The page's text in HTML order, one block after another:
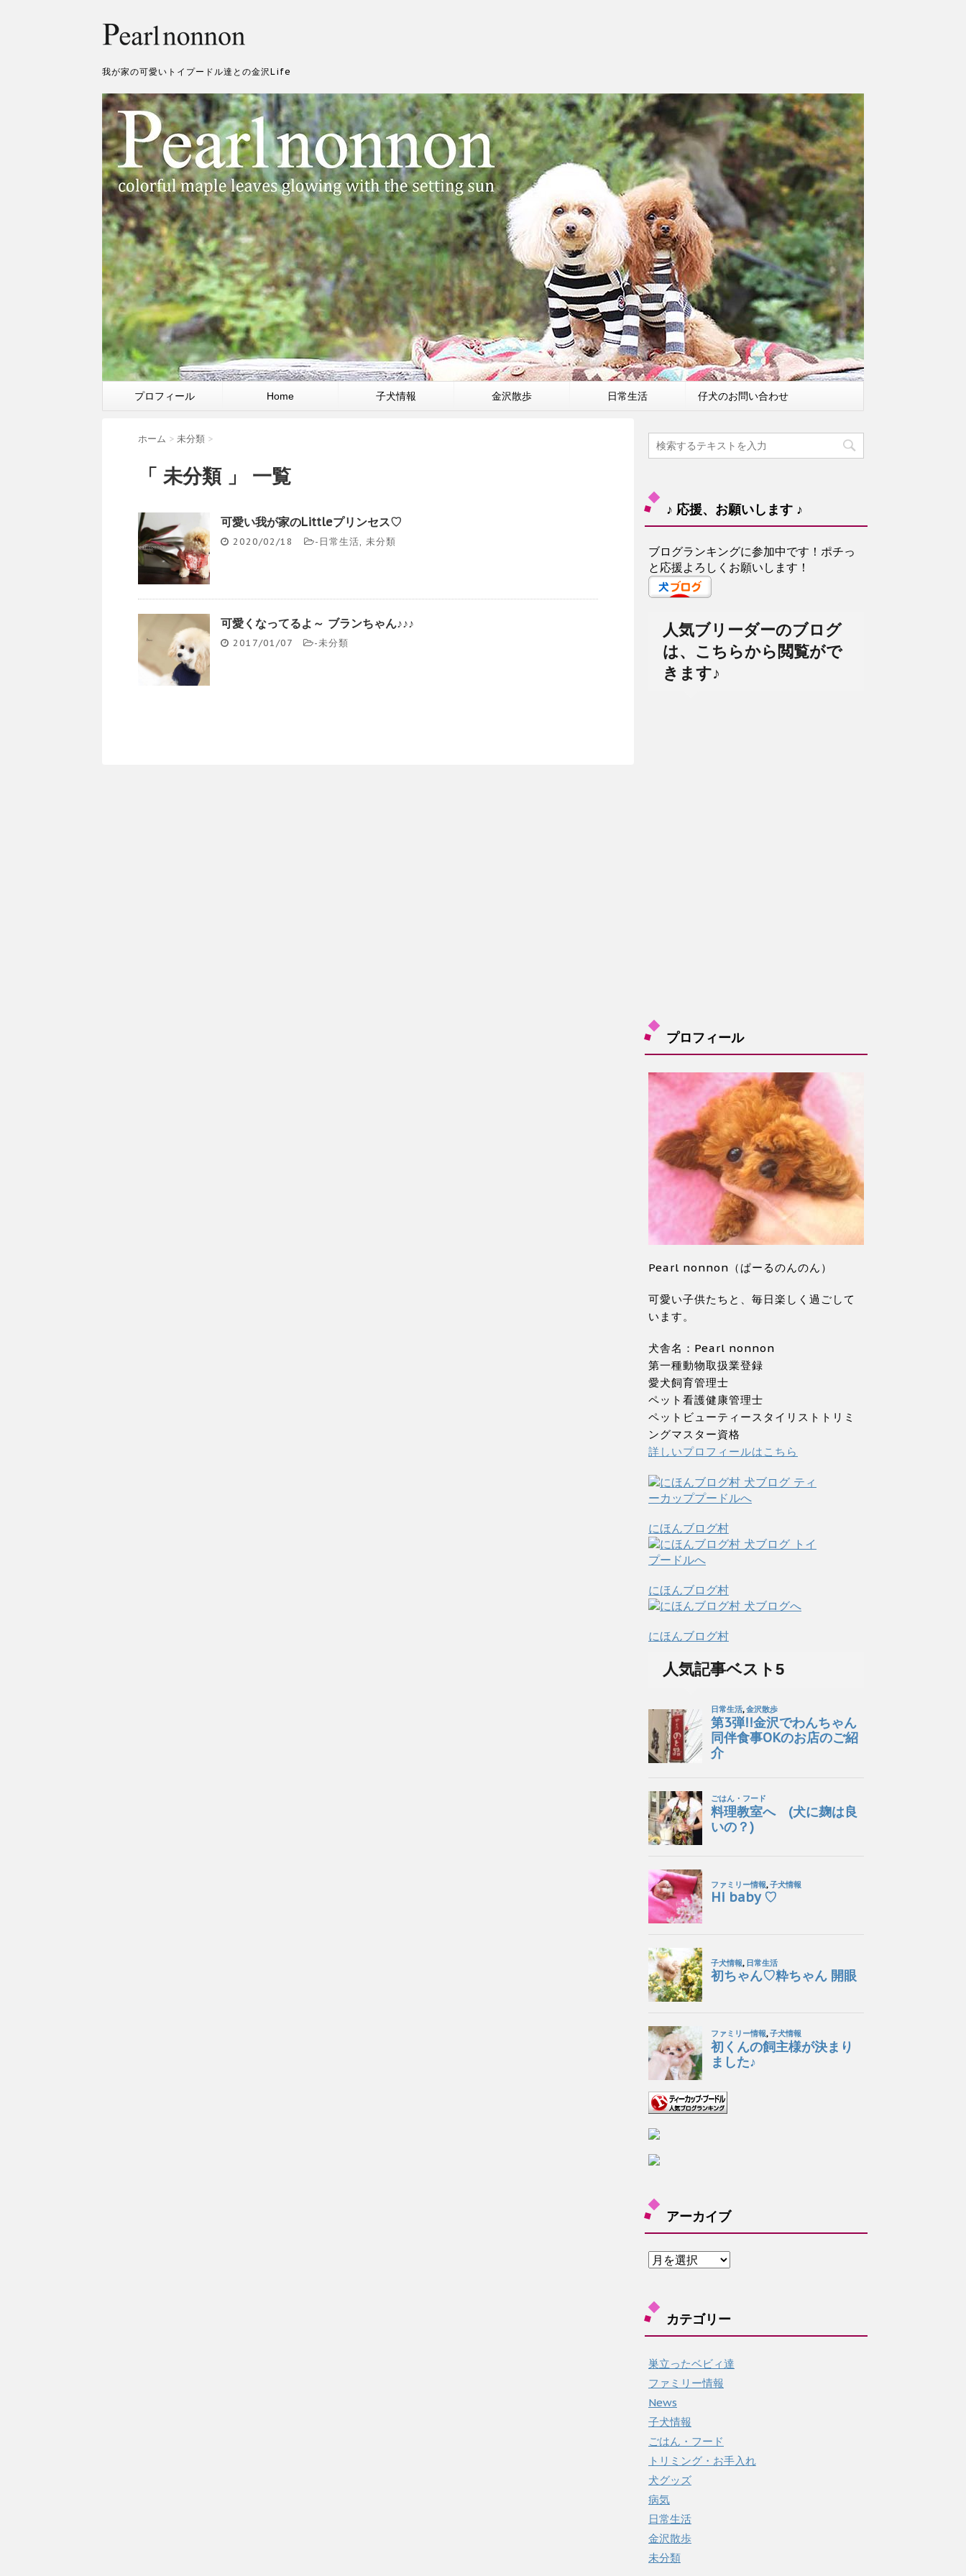
我が家の可愛いトイプードル達との金沢Life
プロフィール Home 子犬情報 金沢散歩 日常生活 仔犬のお問い合わせ
ホーム > 未分類 >
「 未分類 」 一覧
可愛い我が家のLittleプリンセス♡
2020/02/18 - 日常生活, 未分類
可愛くなってるよ～ ブランちゃん♪♪♪
2017/01/07 -未分類
♪ 応援、お願いします ♪
ブログランキングに参加中です！ポチっ
と応援よろしくお願いします！
人気ブリーダーのブログ
は、こちらから閲覧がで
きます♪
プロフィール
Pearl nonnon（ぱーるのんのん）
可愛い子供たちと、毎日楽しく過ごして
います。
犬舎名：Pearl nonnon
第一種動物取扱業登録
愛犬飼育管理士
ペット看護健康管理士
ペットビューティースタイリストトリミ
ングマスター資格
詳しいプロフィールはこちら
にほんブログ村
にほんブログ村
にほんブログ村
人気記事ベスト5
アーカイブ
ア
ー
イ
ブ
カテゴリー
巣立ったベビィ達
ファミリー情報
News
子犬情報
ごはん・フード
トリミング・お手入れ
犬グッズ
病気
日常生活
金沢散歩
未分類